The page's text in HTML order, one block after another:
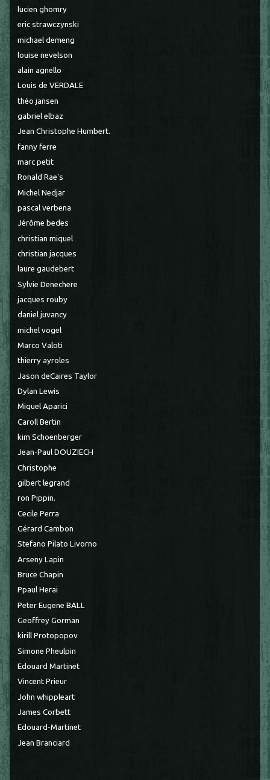
lucien ghomry
eric strawczynski
michael demeng
louise nevelson
alain agnello
Louis de VERDALE
théo jansen
gabriel elbaz
Jean Christophe Humbert.
fanny ferre
marc petit
Ronald Rae's
Michel Nedjar
pascal verbena
Jérôme bedes
christian miquel
christian jacques
laure gaudebert
Sylvie Denechere
jacques rouby
daniel juvancy
michel vogel
Marco Valoti
thierry ayroles
Jason deCaires Taylor
Dylan Lewis
Miquel Aparici
Caroll Bertin
kim Schoenberger
Jean-Paul DOUZIECH
Christophe
gilbert legrand
ron Pippin.
Cecile Perra
Gérard Cambon
Stefano Pilato Livorno
Arseny Lapin
Bruce Chapin
Ppaul Herai
Peter Eugene BALL
Geoffrey Gorman
kirill Protopopov
Simone Pheulpin
Edouard Martinet
Vincent Prieur
John whippleart
James Corbett
Edouard-Martinet
Jean Branciard